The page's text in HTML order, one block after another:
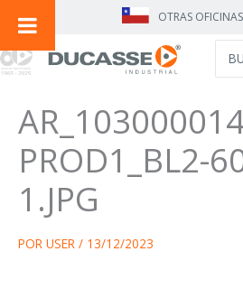
CONTENIDO
OTRAS OFICINAS
FOR:
PROD1_BL2-
1.JPG
POR USER / 13/12/2023